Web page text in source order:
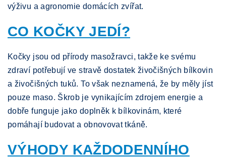
výživu a agronomie domácích zvířat.
CO KOČKY JEDÍ?
Kočky jsou od přírody masožravci, takže ke svému
zdraví potřebují ve stravě dostatek živočišných bílkovin
a živočišných tuků. To však neznamená, že by měly jíst
pouze maso. Škrob je vynikajícím zdrojem energie a
dobře funguje jako doplněk k bílkovinám, které
pomáhají budovat a obnovovat tkáně.
VÝHODY KAŽDODENNÍHO